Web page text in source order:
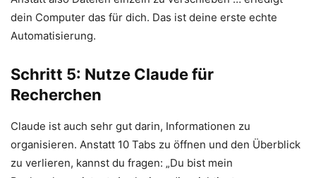
dein Computer das für dich. Das ist deine erste echte
Automatisierung.
Schritt 5: Nutze Claude für
Recherchen
Claude ist auch sehr gut darin, Informationen zu
organisieren. Anstatt 10 Tabs zu öffnen und den Überblick
zu verlieren, kannst du fragen: „Du bist mein